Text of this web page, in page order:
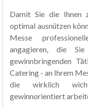
Damit Sie die Ihnen
optimal ausnützen
Messe
angagieren, die
gewinnbringenden
Catering - an Ihrem
die wirklich
gewinnorientiert